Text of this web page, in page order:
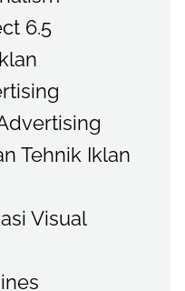
6.5
Tehnik Iklan
Visual